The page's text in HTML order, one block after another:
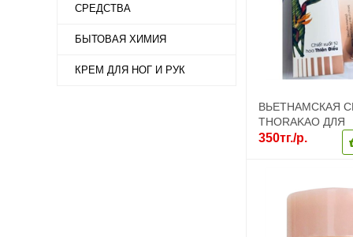
СРЕДСТВА
БЫТОВАЯ ХИМИЯ
КРЕМ ДЛЯ НОГ И РУК
ВЬЕТНАМСКАЯ
THORAKAO ДЛЯ
ОМОЛОЖЕНИЯ
350тг./р.